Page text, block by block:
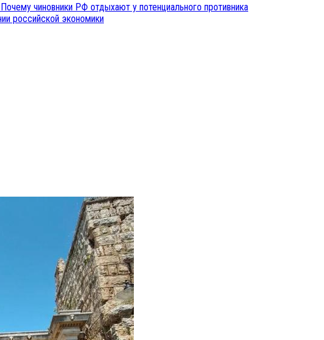
чиновники РФ отдыхают у потенциального противника
российской экономики